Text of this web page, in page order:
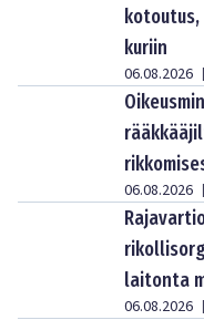
kuriin
06.08.2026 |
06.08.2026 |
laitonta
06.08.2026 |